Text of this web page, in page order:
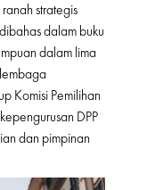
strategis
dalam buku
dalam lima
Komisi Pemilihan
DPP
dan pimpinan